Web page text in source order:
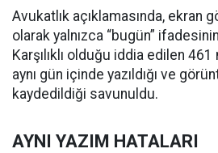
Avukatlık açıklamasında, ekran
olarak yalnızca “bugün”
Karşılıklı olduğu iddia edilen 461
aynı gün içinde yazıldığı ve
kaydedildiği savunuldu.
AYNI YAZIM HATALARI